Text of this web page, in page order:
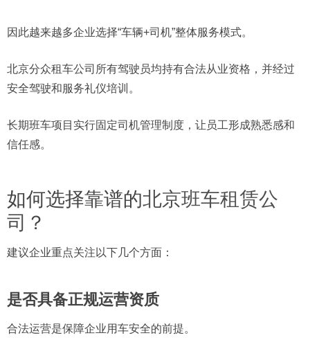
因此越来越多企业选择“车辆+司机”整体服务模式。
北京分众租车公司所有驾驶员均持有合法从业资格，并经过
安全驾驶和服务礼仪培训。
长期班车项目实行固定司机管理制度，让员工形成熟悉感和
信任感。
如何选择靠谱的北京班车租赁公
司 ？
建议企业重点关注以下几个方面：
是否具备正规运营资质
合法运营是保障企业用车安全的前提。